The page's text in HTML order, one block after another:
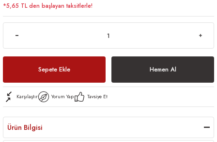
*5,65 TL den başlayan taksitlerle!
Sepete Ekle Hemen Al
Karşılaştır Yorum Yap Tavsiye Et
Ürün Bilgisi